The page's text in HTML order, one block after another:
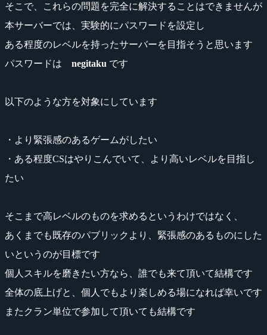
そこで、これらの問題を完全に解決することはできませんが
本サーバーでは、実験的にパスワードを設定し
ある程度のレベルを持ったサーバーを目指そうと思います
パスワードは negitaku です
以下のような方を対象にしています
・より緊張感のあるゲームがしたい
・ある程度CSはやりこんでいて、より高いレベルを目指し
たい
そこまで高レベルのものを求めるというわけではなく、
あくまでも既存のパブリックより、緊張感のあるものにした
いというのが目標です
個人スキルを磨きたい方なら、誰でも来て頂いて結構です
全体の底上げと、個人でもより楽しめる場になれば幸いです
またクラン単位で参加して頂いても結構です